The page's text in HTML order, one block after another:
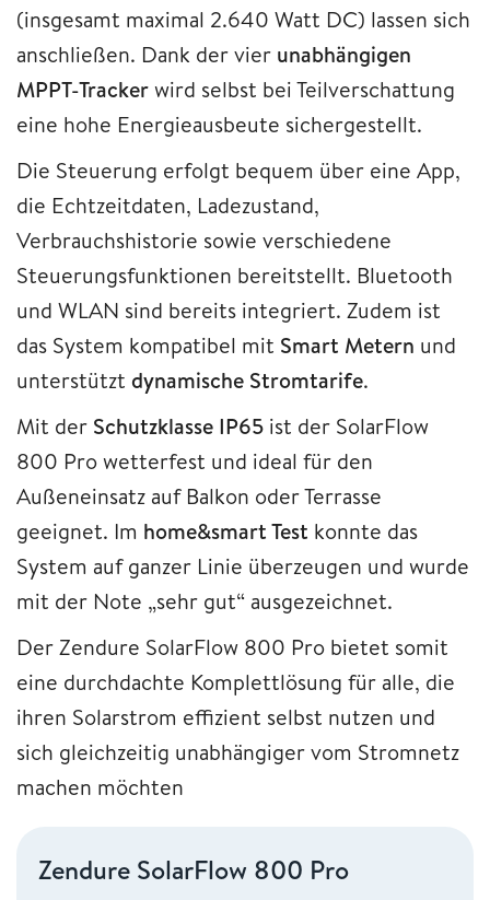
(insgesamt maximal 2.640 Watt DC) lassen sich
anschließen. Dank der vier unabhängigen
MPPT-Trackerwird selbst bei Teilverschattung
eine hohe Energieausbeute sichergestellt.
Die Steuerung erfolgt bequem über eine App,
die Echtzeitdaten, Ladezustand,
Verbrauchshistorie sowie verschiedene
Steuerungsfunktionen bereitstellt. Bluetooth
und WLAN sind bereits integriert. Zudem ist
das System kompatibel mit Smart Metern und
unterstützt dynamische Stromtarife.
Mit der Schutzklasse IP65 ist der SolarFlow
800 Pro wetterfest und ideal für den
Außeneinsatz auf Balkon oder Terrasse
geeignet. Im home&smart Test konnte das
System auf ganzer Linie überzeugen und wurde
mit der Note „sehr gut“ ausgezeichnet.
Der Zendure SolarFlow 800 Pro bietet somit
eine durchdachte Komplettlösung für alle, die
ihren Solarstrom effizient selbst nutzen und
sich gleichzeitig unabhängiger vom Stromnetz
machen möchten
Zendure SolarFlow 800 Pro